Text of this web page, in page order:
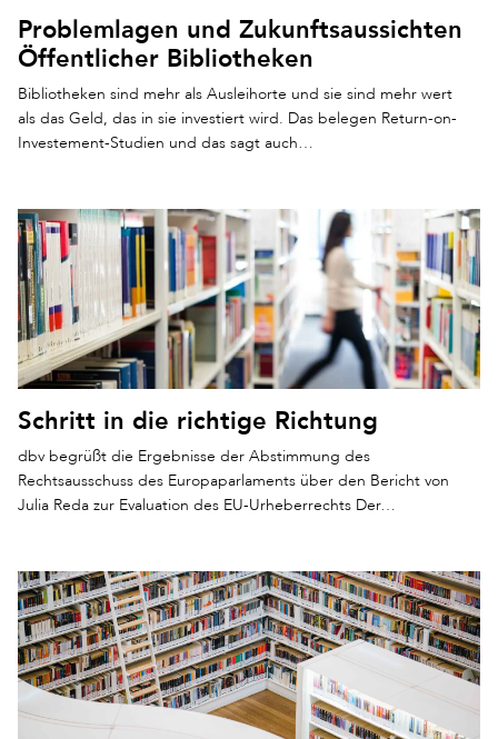
Problemlagen und Zukunftsaussichten
Öffentlicher Bibliotheken
Bibliotheken sind mehr als Ausleihorte und sie sind mehr wert
als das Geld, das in sie investiert wird. Das belegen Return-on-
Investement-Studien und das sagt auch…
Schritt in die richtige Richtung
dbv begrüßt die Ergebnisse der Abstimmung des
Rechtsausschuss des Europaparlaments über den Bericht von
Julia Reda zur Evaluation des EU-Urheberrechts Der…